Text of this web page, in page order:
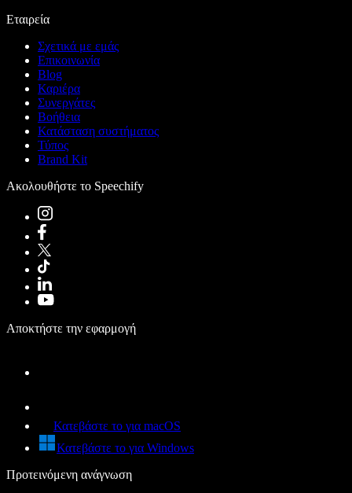
Εταιρεία
Σχετικά με εμάς
Επικοινωνία
Blog
Καριέρα
Συνεργάτες
Βοήθεια
Κατάσταση συστήματος
Τύπος
Brand Kit
Ακολουθήστε το Speechify
Αποκτήστε την εφαρμογή
Κατεβάστε το για macOS
Κατεβάστε το για Windows
Προτεινόμενη ανάγνωση